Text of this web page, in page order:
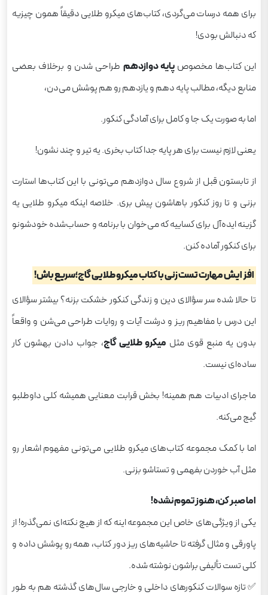
برای همه درسات می‌گردی، کتاب‌های میکرو طلایی دقیقاً همون چیزیه
که دنبالش بودی!
این کتاب‌ها مخصوص پایه دوازدهم طراحی شدن و برخلاف بعضی
منابع دیگه، مطالب پایه دهم و یازدهم رو هم پوشش می‌دن،
اما به صورت یک جا و کامل برای آمادگی کنکور.
یعنی لازم نیست برای هر پایه جدا کتاب بخری. یه تیر و چند نشون!
از تابستون قبل از شروع سال دوازدهم می‌تونی با این کتاب‌ها استارت
بزنی و تا روز کنکور باهاشون پیش بری. خلاصه اینکه میکرو طلایی یه
گزینه ایده‌آل برای کساییه که می‌خوان با برنامه و حساب‌شده خودشونو
برای کنکور آماده کنن.
افزایش مهارت تست زنی با کتاب میکرو طلایی گاج؛سریع باش!
تا حالا شده سر سؤالای دین و زندگی کنکور خشکت بزنه؟ بیشتر سؤالای
این درس با مفاهیم ریز و درشت آیات و روایات طراحی می‌شن و واقعاً
بدون یه منبع قوی مثل میکرو طلایی گاج، جواب دادن بهشون کار
ساده‌ای نیست.
ماجرای ادبیات هم همینه! بخش قرابت معنایی همیشه کلی داوطلبو
گیج می‌کنه.
اما با کمک مجموعه کتاب‌های میکرو طلایی می‌تونی مفهوم اشعار رو
مثل آب خوردن بفهمی و تستاشو بزنی.
اما صبر کن، هنوز تموم نشده!
یکی از ویژگی‌های خاص این مجموعه اینه که از هیچ نکته‌ای نمی‌گذره! از
پاورقی و مثال‌ گرفته تا حاشیه‌های ریز دور کتاب، همه رو پوشش داده و
کلی تست تألیفی براشون نوشته شده.
✅ تازه سوالات کنکورهای داخلی و خارجی سال‌های گذشته هم به طور